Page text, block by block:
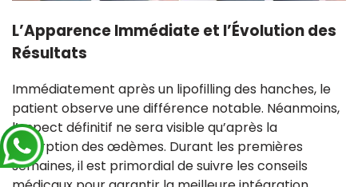
L’Apparence Immédiate et l’Évolution des
Résultats
Immédiatement après un lipofilling des hanches, le
patient observe une différence notable. Néanmoins,
l’aspect définitif ne sera visible qu’après la
résorption des œdèmes. Durant les premières
semaines, il est primordial de suivre les conseils